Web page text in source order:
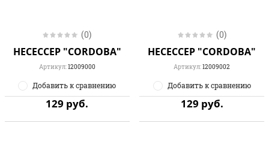
(0)
НЕСЕССЕР "CORDOBA"
Артикул:12009000
Добавить к сравнению
129 руб.
(0)
НЕСЕССЕР "CORDOBA"
Артикул:12009002
Добавить к сравнению
129 руб.